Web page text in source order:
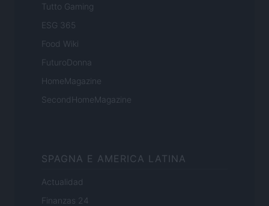
Tutto Gaming
ESG 365
Food Wiki
FuturoDonna
HomeMagazine
SecondHomeMagazine
SPAGNA E AMERICA LATINA
Actualidad
Finanzas 24